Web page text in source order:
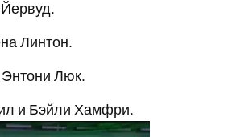
Линтон.
Люк.
и Бэйли Хамфри.